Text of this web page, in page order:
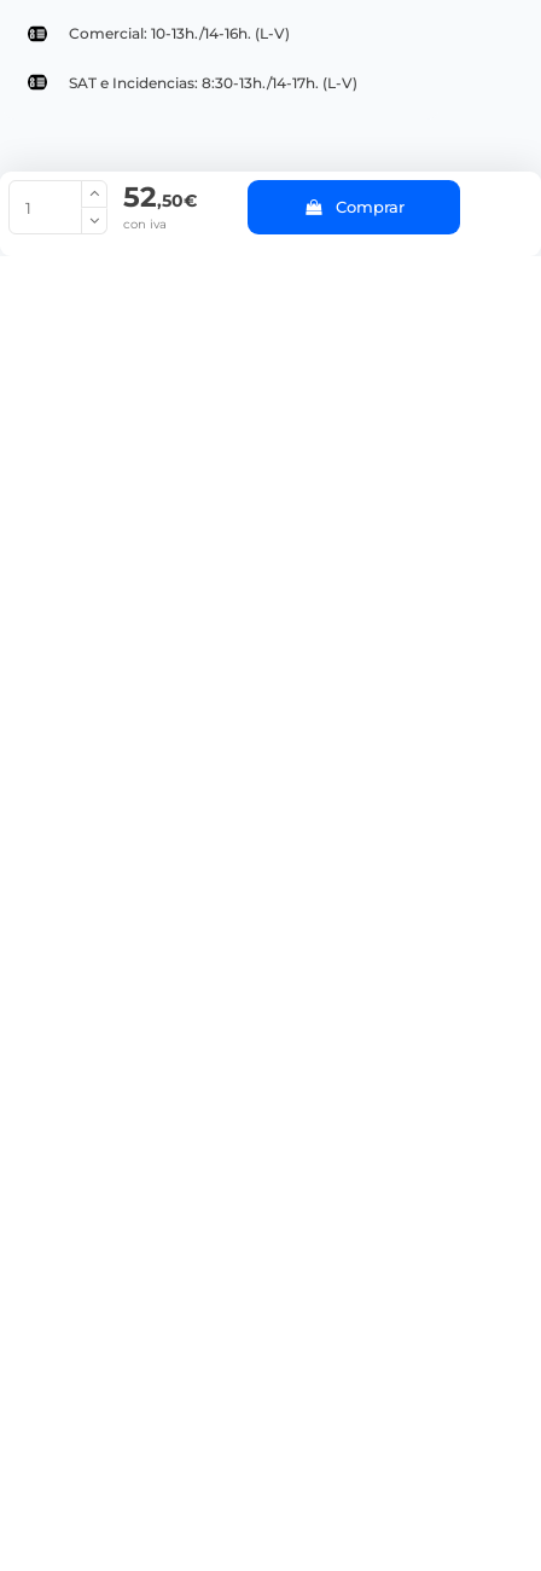
52,50€
con iva
Comprar
Comercial: 10-13h./14-16h. (L-V)
SAT e Incidencias: 8:30-13h./14-17h. (L-V)
© Copyright 2022 PepeBar.com |
Aviso legal y
Condiciones generales de compra |
Blog